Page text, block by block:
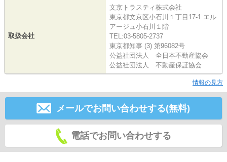
取扱会社
文京トラスティ株式会社
東京都文京区小石川１丁目17-1 エル
アージュ小石川１階
TEL:03-5805-2737
東京都知事 (3) 第96082号
公益社団法人 全日本不動産協会
公益社団法人 不動産保証協会
情報の見方
メールでお問い合わせする(無料)
電話でお問い合わせする